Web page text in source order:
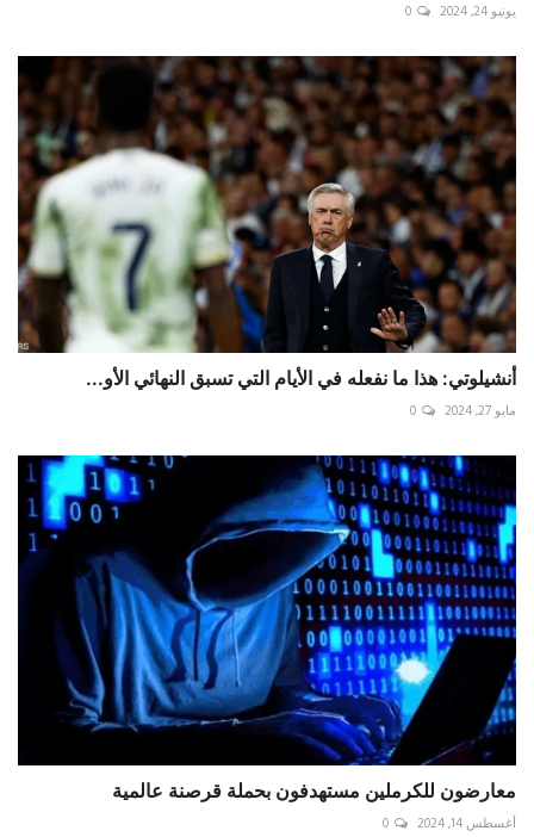
يونيو 24, 2024 0
أنشيلوتي: هذا ما نفعله في الأيام التي تسبق النهائي الأو...
مايو 27, 2024 0
معارضون للكرملين مستهدفون بحملة قرصنة عالمية
أغسطس 14, 2024 0